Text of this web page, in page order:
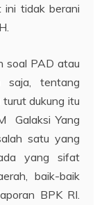
ini tidak berani
soal PAD atau
saja, tentang
dukung itu
Galaksi Yang
satu yang
yang sifat
baik-baik
BPK RI.